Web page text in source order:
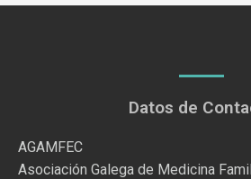
Datos de
AGAMFEC
Asociación Galega de Medicina